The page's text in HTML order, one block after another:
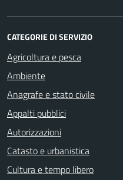
CATEGORIE DI SERVIZIO
Agricoltura e pesca
Ambiente
Anagrafe e stato civile
Appalti pubblici
Autorizzazioni
Catasto e urbanistica
Cultura e tempo libero